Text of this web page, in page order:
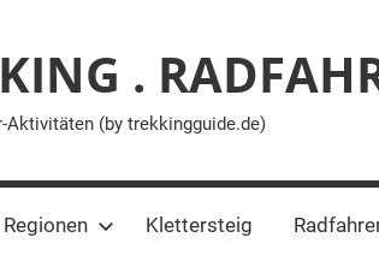
.
Aktivitäten (by trekkingguide.de)
Klettersteig